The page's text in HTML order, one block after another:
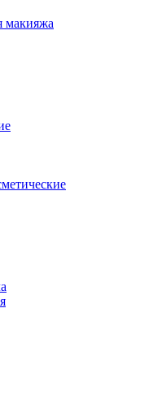
макияжа